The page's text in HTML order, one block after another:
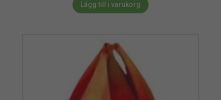
Lägg till i varukorg